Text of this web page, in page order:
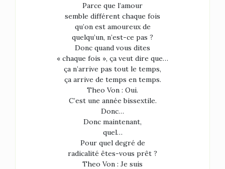
Parce que l’amour
semble différent chaque fois
qu’on est amoureux de
quelqu’un, n’est-ce pas ?
Donc quand vous dites
« chaque fois », ça veut dire que…
ça n’arrive pas tout le temps,
ça arrive de temps en temps.
Theo Von : Oui.
C’est une année bissextile.
Donc…
Donc maintenant,
quel…
Pour quel degré de
radicalité êtes-vous prêt ?
Theo Von : Je suis